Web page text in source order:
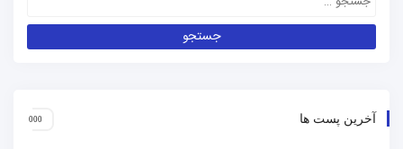
آخرین پست ها